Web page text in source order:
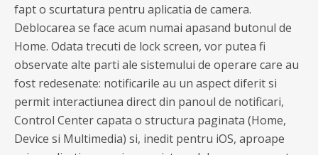
fapt o scurtatura pentru aplicatia de camera.
Deblocarea se face acum numai apasand butonul de
Home. Odata trecuti de lock screen, vor putea fi
observate alte parti ale sistemului de operare care au
fost redesenate: notificarile au un aspect diferit si
permit interactiunea direct din panoul de notificari,
Control Center capata o structura paginata (Home,
Device si Multimedia) si, inedit pentru iOS, aproape